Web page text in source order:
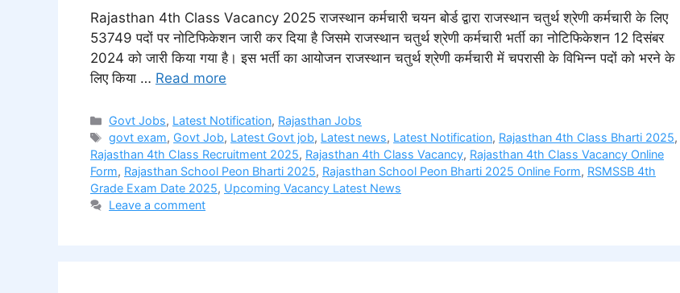
Rajasthan 4th Class Vacancy 2025 राजस्थान कर्मचारी चयन बोर्ड द्वारा राजस्थान चतुर्थ श्रेणी कर्मचारी के लिए
53749 पदों पर नोटिफिकेशन जारी कर दिया है जिसमे राजस्थान चतुर्थ श्रेणी कर्मचारी भर्ती का नोटिफिकेशन 12 दिसंबर
2024 को जारी किया गया है। इस भर्ती का आयोजन राजस्थान चतुर्थ श्रेणी कर्मचारी में चपरासी के विभिन्न पदों को भरने के
लिए किया … Read more
Categories
Govt Jobs, Latest Notification, Rajasthan Jobs
Tags
govt exam, Govt Job, Latest Govt job, Latest news, Latest Notification, Rajasthan 4th Class Bharti 2025,
Rajasthan 4th Class Recruitment 2025, Rajasthan 4th Class Vacancy, Rajasthan 4th Class Vacancy Online
Form, Rajasthan School Peon Bharti 2025, Rajasthan School Peon Bharti 2025 Online Form, RSMSSB 4th
Grade Exam Date 2025, Upcoming Vacancy Latest News
Leave a comment